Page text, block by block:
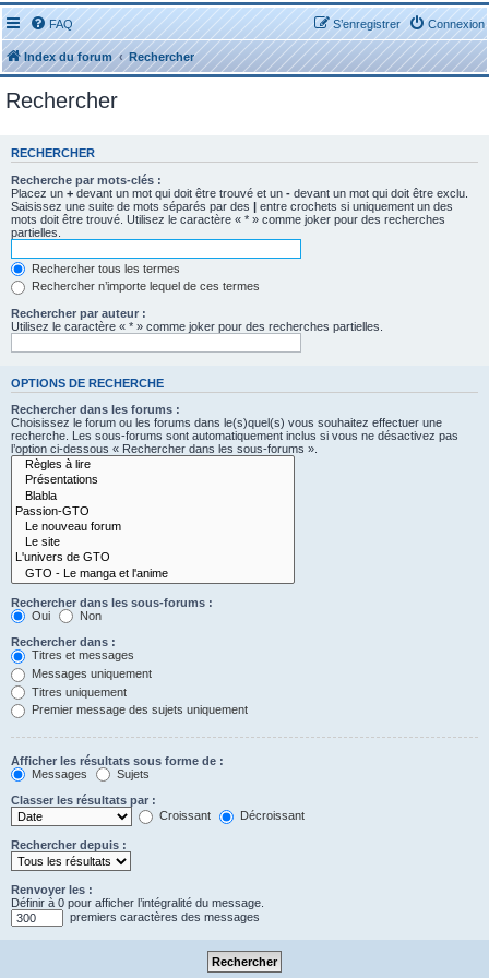
FAQ Connexion
S’enregistrer
Index du forum Rechercher
Rechercher
RECHERCHER
Recherche par mots-clés :
Placez un + devant un mot qui doit être trouvé et un - devant un mot qui doit être exclu.
Saisissez une suite de mots séparés par des | entre crochets si uniquement un des
mots doit être trouvé. Utilisez le caractère « * » comme joker pour des recherches
partielles.
Rechercher tous les termes
Rechercher n’importe lequel de ces termes
Rechercher par auteur :
Utilisez le caractère « * » comme joker pour des recherches partielles.
OPTIONS DE RECHERCHE
Rechercher dans les forums :
Choisissez le forum ou les forums dans le(s)quel(s) vous souhaitez effectuer une
recherche. Les sous-forums sont automatiquement inclus si vous ne désactivez pas
l’option ci-dessous « Rechercher dans les sous-forums ».
Rechercher dans les sous-forums :
Oui
Non
Rechercher dans :
Titres et messages
Messages uniquement
Titres uniquement
Premier message des sujets uniquement
Afficher les résultats sous forme de :
Messages
Sujets
Classer les résultats par :
Croissant
Décroissant
Rechercher depuis :
Renvoyer les :
Définir à 0 pour afficher l’intégralité du message.
premiers caractères des messages